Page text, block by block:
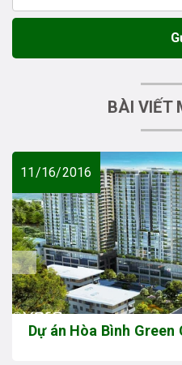
BÀI VIẾT
11/16/2016
Dự án Hòa Bình Green